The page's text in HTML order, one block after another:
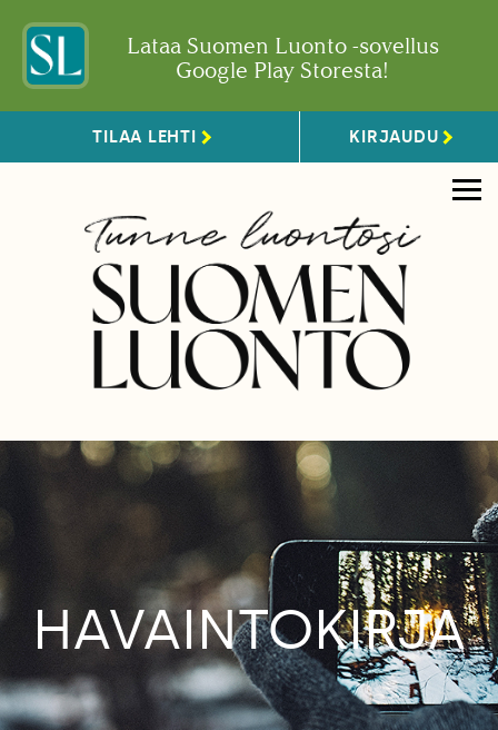
Lataa Suomen Luonto -sovellus
Google Play Storesta!
TILAA LEHTI KIRJAUDU
HAVAINTOKIRJA